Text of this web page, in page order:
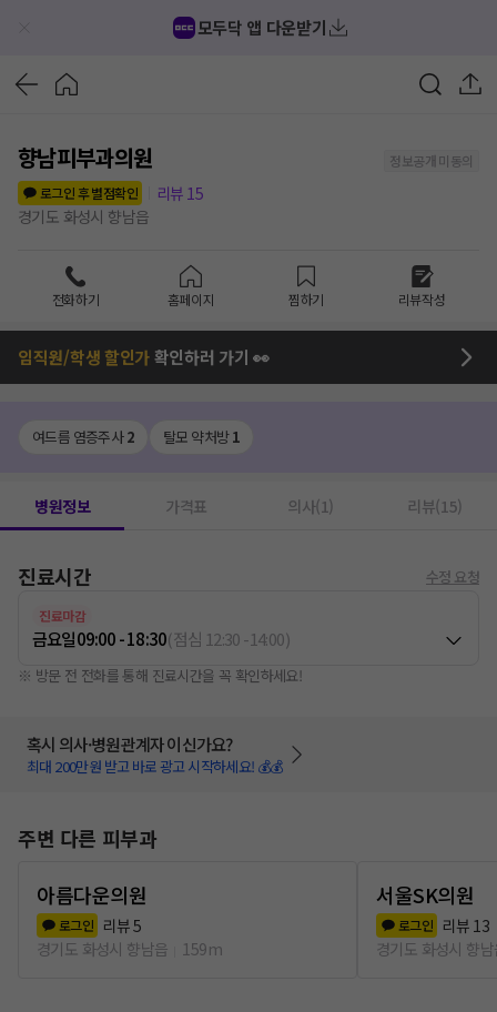
모두닥 앱 다운받기
향남피부과의원
정보공개 미동의
로그인 후 별점확인
리뷰 15
경기도 화성시 향남읍
전화하기 홈페이지 찜하기 리뷰작성
임직원/학생 할인가확인하러 가기 👀
여드름 염증주사2 탈모 약처방1
병원정보 가격표 의사(1) 리뷰(15)
진료시간 수정 요청
진료마감
금요일09:00 - 18:30(점심 12:30-14:00)
※ 방문 전 전화를 통해 진료시간을 꼭 확인하세요!
혹시 의사·병원관계자 이신가요?
최대 200만원 받고 바로 광고 시작하세요! 💰💰
주변 다른 피부과
아름다운의원
로그인 리뷰5
경기도 화성시 향남읍
159m
서울SK의원
로그인 리뷰 13
경기도 화성시 향